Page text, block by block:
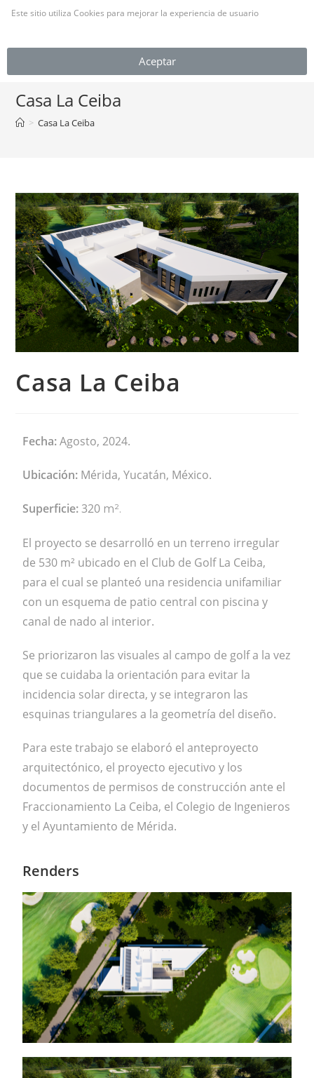
Casa La Ceiba
> Casa La Ceiba
Casa La Ceiba
Fecha:Agosto, 2024.
Ubicación: Mérida, Yucatán, México.
Superficie:320 m².
El proyecto se desarrolló en un terreno irregular
de 530 m² ubicado en el Club de Golf La Ceiba,
para el cual se planteó una residencia unifamiliar
con un esquema de patio central con piscina y
canal de nado al interior.
Se priorizaron las visuales al campo de golf a la vez
que se cuidaba la orientación para evitar la
incidencia solar directa, y se integraron las
esquinas triangulares a la geometría del diseño.
Para este trabajo se elaboró el anteproyecto
arquitectónico, el proyecto ejecutivo y los
documentos de permisos de construcción ante el
Fraccionamiento La Ceiba, el Colegio de Ingenieros
y el Ayuntamiento de Mérida.
Renders
Este sitio utiliza Cookies para mejorar la experiencia de usuario
Aceptar